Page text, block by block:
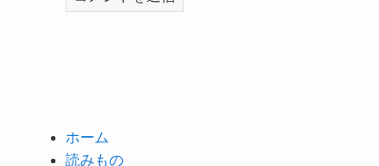
ホーム
読みもの